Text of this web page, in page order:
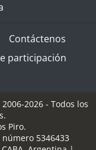
Contáctenos
participación
2026 - Todos los
Piro.
5346433